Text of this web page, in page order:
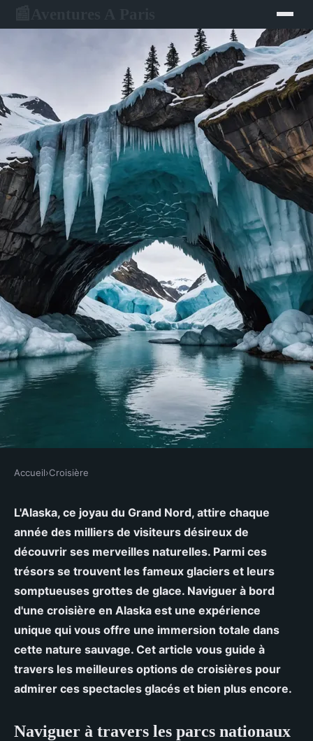
Quelles croisières permettent de
visiter les grottes de glace en
Alaska?
Soan •4 juillet 2024•7 min de lecture
Accueil›Croisière
L'Alaska, ce joyau du Grand Nord, attire chaque
année des milliers de visiteurs désireux de
découvrir ses merveilles naturelles. Parmi ces
trésors se trouvent les fameux glaciers et leurs
somptueuses grottes de glace. Naviguer à bord
d'une croisière en Alaska est une expérience
unique qui vous offre une immersion totale dans
cette nature sauvage. Cet article vous guide à
travers les meilleures options de croisières pour
admirer ces spectacles glacés et bien plus encore.
Naviguer à travers les parcs nationaux